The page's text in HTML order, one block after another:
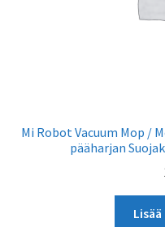
Mi Robot Vacuum Mop /
pääharjan